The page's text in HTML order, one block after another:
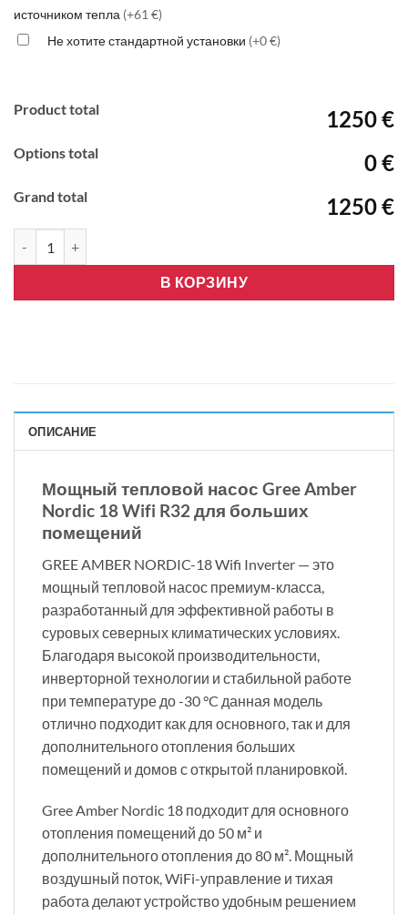
источником тепла (+61 €)
Не хотите стандартной установки (+0 €)
Product total 1250 €
Options total 0 €
Grand total 1250 €
В КОРЗИНУ
ОПИСАНИЕ
Мощный тепловой насос Gree Amber
Nordic 18 Wifi R32 для больших
помещений
GREE AMBER NORDIC-18 Wifi Inverter — это
мощный тепловой насос премиум-класса,
разработанный для эффективной работы в
суровых северных климатических условиях.
Благодаря высокой производительности,
инверторной технологии и стабильной работе
при температуре до -30 °C данная модель
отлично подходит как для основного, так и для
дополнительного отопления больших
помещений и домов с открытой планировкой.
Gree Amber Nordic 18 подходит для основного
отопления помещений до 50 м² и
дополнительного отопления до 80 м². Мощный
воздушный поток, WiFi-управление и тихая
работа делают устройство удобным решением